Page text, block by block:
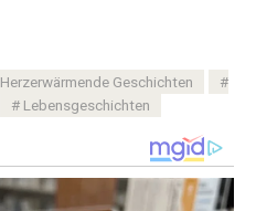
Herzerwärmende Geschichten
Lebensgeschichten